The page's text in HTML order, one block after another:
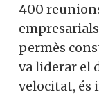
400
permès
va liderar el
velocitat, és